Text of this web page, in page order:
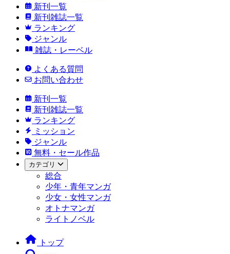
新刊一覧
新刊雑誌一覧
ランキング
ジャンル
雑誌・レーベル
よくある質問
お問い合わせ
新刊一覧
新刊雑誌一覧
ランキング
ミッション
ジャンル
無料・セール作品
カテゴリ
総合
少年・青年マンガ
少女・女性マンガ
オトナマンガ
ライトノベル
トップ